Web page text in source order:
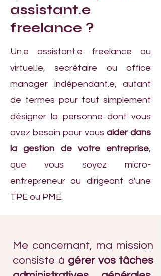
assistant.e
freelance ?
Un.e assistant.e freelance ou
virtuel.le, secrétaire ou office
manager indépendant.e, autant
de termes pour tout simplement
désigner la personne dont vous
avez besoin pour vous aider dans
la gestion de votre entreprise,
que vous soyez micro-
entrepreneur ou dirigeant d'une
TPE ou PME.
Me concernant, ma mission
consiste à gérer vos tâches